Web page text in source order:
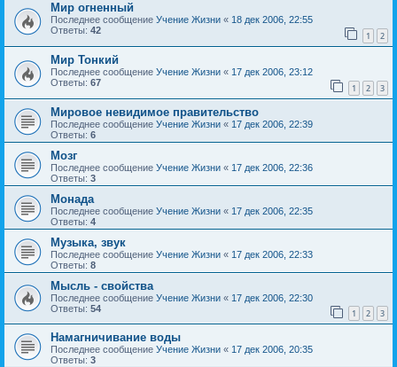
Мир огненный
Последнее сообщение Учение Жизни « 18 дек 2006, 22:55
Ответы: 42 1 2
Мир Тонкий
Последнее сообщение Учение Жизни « 17 дек 2006, 23:12
Ответы: 67 1 2 3
Мировое невидимое правительство
Последнее сообщение Учение Жизни « 17 дек 2006, 22:39
Ответы: 6
Мозг
Последнее сообщение Учение Жизни « 17 дек 2006, 22:36
Ответы: 3
Монада
Последнее сообщение Учение Жизни « 17 дек 2006, 22:35
Ответы: 4
Музыка, звук
Последнее сообщение Учение Жизни « 17 дек 2006, 22:33
Ответы: 8
Мысль - свойства
Последнее сообщение Учение Жизни « 17 дек 2006, 22:30
Ответы: 54 1 2 3
Намагничивание воды
Последнее сообщение Учение Жизни « 17 дек 2006, 20:35
Ответы: 3